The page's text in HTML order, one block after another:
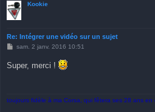
Kookie
Re: Intégrer une vidéo sur un sujet
M
s
sam. 2 janv. 2016 10:51
Super, merci !
toujours fidèle à ma Corsa, qui fêtera ses 28 ans en